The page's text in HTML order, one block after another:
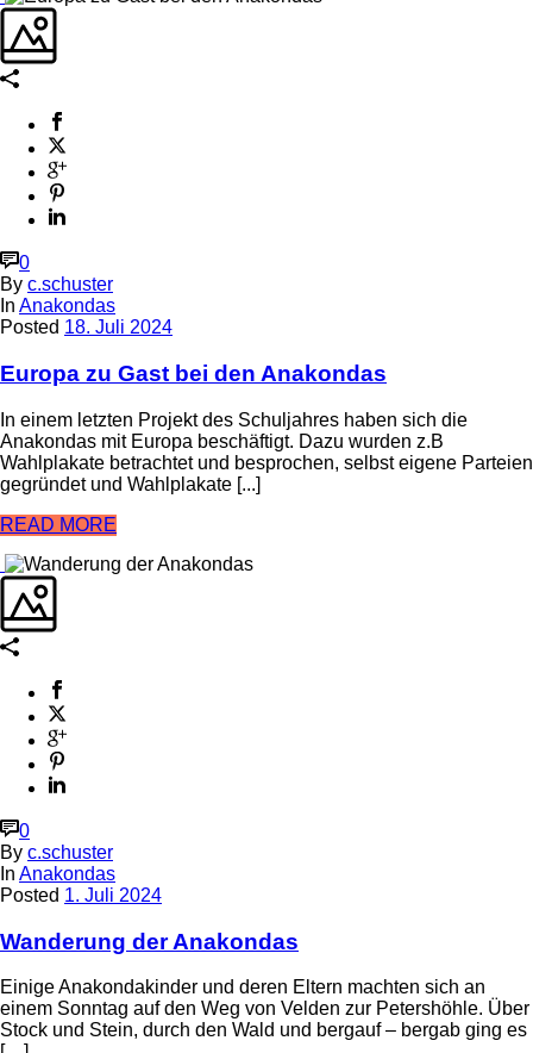
0
By c.schuster
In Anakondas
Posted 18. Juli 2024
Europa zu Gast bei den Anakondas
In einem letzten Projekt des Schuljahres haben sich die
Anakondas mit Europa beschäftigt. Dazu wurden z.B
Wahlplakate betrachtet und besprochen, selbst eigene Parteien
gegründet und Wahlplakate [...]
READ MORE
0
By c.schuster
In Anakondas
Posted 1. Juli 2024
Wanderung der Anakondas
Einige Anakondakinder und deren Eltern machten sich an
einem Sonntag auf den Weg von Velden zur Petershöhle. Über
Stock und Stein, durch den Wald und bergauf – bergab ging es